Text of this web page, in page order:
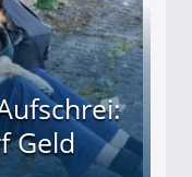
Geld